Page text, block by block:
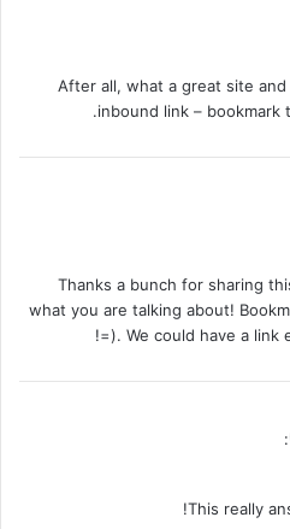
After all, what a great site
inbound link – bookmark
Thanks a bunch for sharing
what you are talking about!
=). We could have a link
:
This really